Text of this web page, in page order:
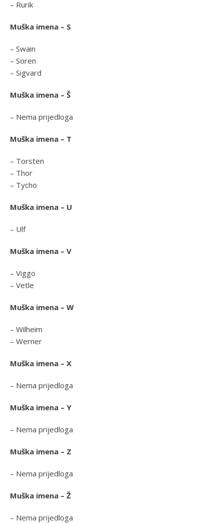
– Rurik
Muška imena – S
– Swain
– Soren
– Sigvard
Muška imena – Š
– Nema prijedloga
Muška imena – T
– Torsten
– Thor
– Tycho
Muška imena – U
– Ulf
Muška imena – V
– Viggo
– Vetle
Muška imena – W
– Wilheim
– Werner
Muška imena – X
– Nema prijedloga
Muška imena – Y
– Nema prijedloga
Muška imena – Z
– Nema prijedloga
Muška imena – Ž
– Nema prijedloga